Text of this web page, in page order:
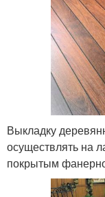
Выкладку
осуществлять на
покрытым